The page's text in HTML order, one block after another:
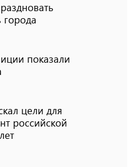
города
показали
цели для
российской